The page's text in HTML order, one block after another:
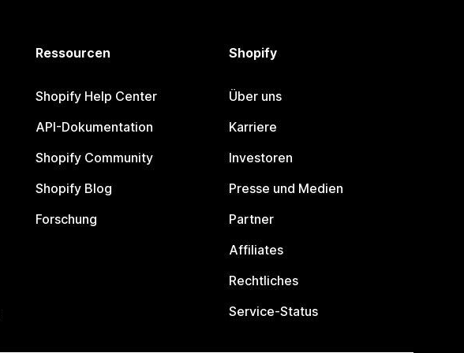
Ressourcen
Shopify Help Center
API-Dokumentation
Shopify Community
Shopify Blog
Forschung
Shopify
Über uns
Karriere
Investoren
Presse und Medien
Partner
Affiliates
Rechtliches
Service-Status